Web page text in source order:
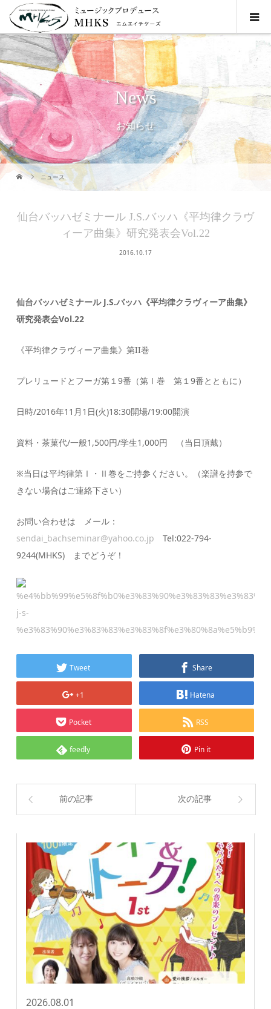
News
お知らせ
ニュース
仙台バッハゼミナール J.S.バッハ《平均律クラヴ
ィーア曲集》研究発表会Vol.22
2016.10.17
仙台バッハゼミナール J.S.バッハ《平均律クラヴィーア曲集》
研究発表会Vol.22
《平均律クラヴィーア曲集》第II巻
プレリュードとフーガ第１9番（第Ⅰ巻 第１9番とともに）
日時/2016年11月1日(火)18:30開場/19:00開演
資料・茶菓代/一般1,500円/学生1,000円 （当日頂戴）
※当日は平均律第Ⅰ・Ⅱ巻をご持参ください。（楽譜を持参で
きない場合はご連絡下さい）
お問い合わせは メール：
sendai_bachseminar@yahoo.co.jp Tel:022-794-
9244(MHKS) までどうぞ！
Tweet Share
+1 Hatena
Pocket RSS
feedly Pin it
前の記事 次の記事
2026.08.01